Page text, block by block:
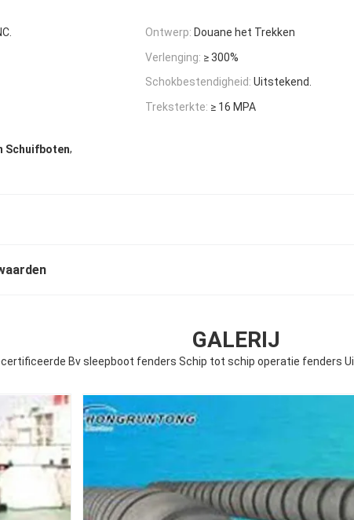
Ontwerp: Douane het Trekken
Verlenging: ≥ 300%
Schokbestendigheid: Uitstekend.
Treksterkte: ≥ 16 MPA
Schuifboten,
GALERIJ
Bv sleepboot fenders Schip tot schip operatie fenders